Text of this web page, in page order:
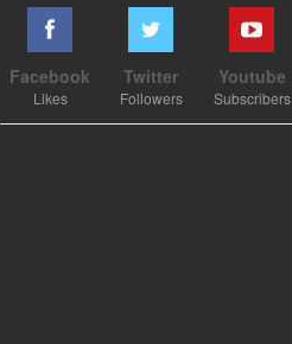
Facebook
Likes
Twitter
Followers
Youtube
Subscribers